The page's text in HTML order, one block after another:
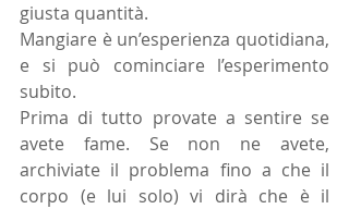
giusta quantità.
Mangiare è un’esperienza quotidiana,
e si può cominciare l’esperimento
subito.
Prima di tutto provate a sentire se
avete fame. Se non ne avete,
archiviate il problema fino a che il
corpo (e lui solo) vi dirà che è il